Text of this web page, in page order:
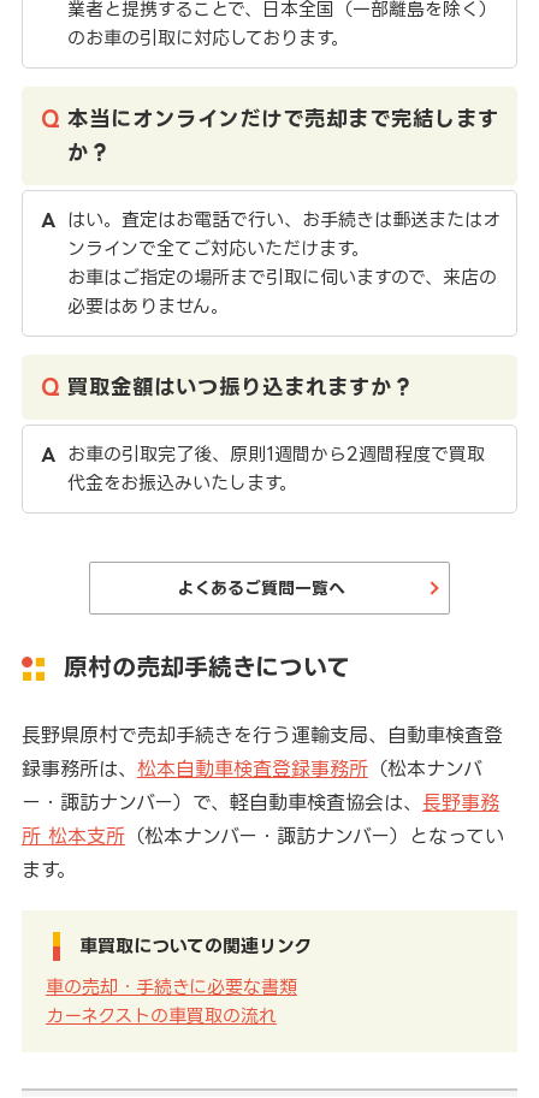
業者と提携することで、日本全国（一部離島を除く）
のお車の引取に対応しております。
本当にオンラインだけで売却まで完結します
か？
はい。査定はお電話で行い、お手続きは郵送またはオ
ンラインで全てご対応いただけます。
お車はご指定の場所まで引取に伺いますので、来店の
必要はありません。
買取金額はいつ振り込まれますか？
お車の引取完了後、原則1週間から2週間程度で買取
代金をお振込みいたします。
よくあるご質問一覧へ
原村の売却手続きについて
長野県原村で売却手続きを行う運輸支局、自動車検査登
録事務所は、 松本自動車検査登録事務所（松本ナンバ
ー・諏訪ナンバー）で、軽自動車検査協会は、 長野事務
所 松本支所（松本ナンバー・諏訪ナンバー）となってい
ます。
車買取についての関連リンク
車の売却・手続きに必要な書類
カーネクストの車買取の流れ